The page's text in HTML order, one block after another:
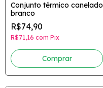
Conjunto térmico canelado
branco
R$74,90
R$71,16 com Pix
Comprar